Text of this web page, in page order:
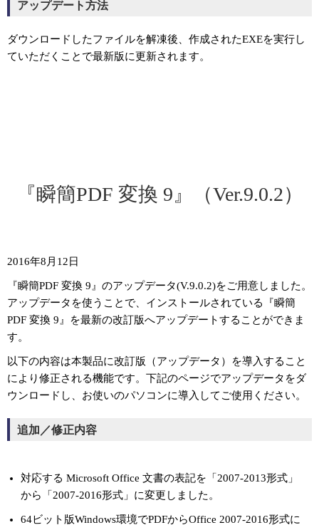
アップデート方法
ダウンロードしたファイルを解凍後、作成されたEXEを実行し
ていただくことで最新版に更新されます。
『瞬簡PDF 変換 9』（Ver.9.0.2）
2016年8月12日
『瞬簡PDF 変換 9』のアップデータ(V.9.0.2)をご用意しました。
アップデータを使うことで、インストールされている『瞬簡
PDF 変換 9』を最新の改訂版へアップデートすることができま
す。
以下の内容は本製品に改訂版（アップデータ）を導入すること
により修正される機能です。下記のページでアップデータをダ
ウンロードし、お使いのパソコンに導入してご使用ください。
追加／修正内容
対応する Microsoft Office 文書の表記を「2007-2013形式」
から「2007-2016形式」に変更しました。
64ビット版Windows環境でPDFからOffice 2007-2016形式に